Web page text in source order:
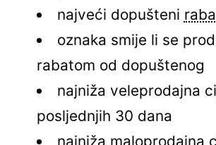
najveći dopušteni
oznaka smije li se
rabatom od dopuštenog
najniža veleprodajna
posljednjih 30 dana
najniža maloprodajna